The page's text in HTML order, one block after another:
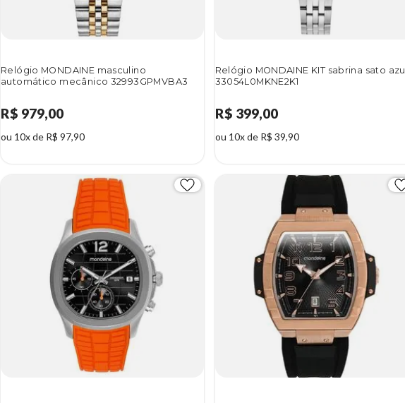
Relógio MONDAINE masculino
automático mecânico 32993GPMVBA3
R$ 979,00
ou 10x de R$ 97,90
Relógio MONDAINE KIT sabrina sato azul
33054L0MKNE2K1
R$ 399,00
ou 10x de R$ 39,90